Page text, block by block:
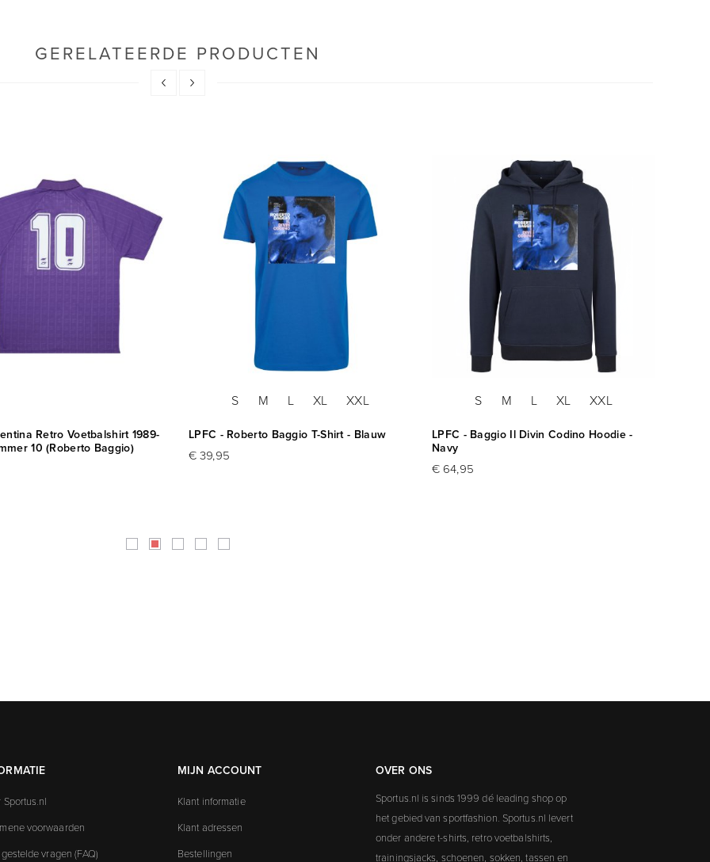
GERELATEERDE PRODUCTEN
Retro Voetbalshirt 1989-
10 (Roberto Baggio)
S M L XL XXL
LPFC - Roberto Baggio T-Shirt - Blauw
€ 39,95
S M L XL XXL
LPFC - Baggio Il Divin Codino Hoodie -
Navy
€ 64,95
Sportus.nl
voorwaarden
vragen (FAQ)
MIJN ACCOUNT
Klant informatie
Klant adressen
Bestellingen
OVER ONS
Sportus.nl is sinds 1999 dé leading shop op
het gebied van sportfashion. Sportus.nl levert
onder andere t-shirts, retro voetbalshirts,
trainingsjacks, schoenen, sokken, tassen en